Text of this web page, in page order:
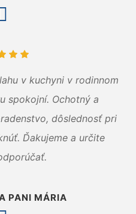
v kuchyni v rodinnom
spokojní. Ochotný a
dôslednosť pri
Ďakujeme a určite
PANI MÁRIA